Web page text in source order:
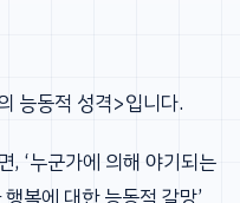
능동적 성격>입니다.
, ‘누군가에 의해 야기되는